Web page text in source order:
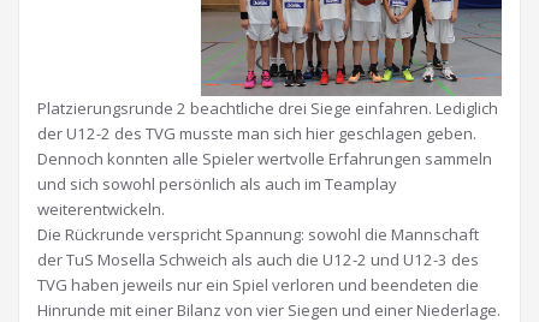
Platzierungsrunde 2 beachtliche drei Siege einfahren. Lediglich
der U12-2 des TVG musste man sich hier geschlagen geben.
Dennoch konnten alle Spieler wertvolle Erfahrungen sammeln
und sich sowohl persönlich als auch im Teamplay
weiterentwickeln.
Die Rückrunde verspricht Spannung: sowohl die Mannschaft
der TuS Mosella Schweich als auch die U12-2 und U12-3 des
TVG haben jeweils nur ein Spiel verloren und beendeten die
Hinrunde mit einer Bilanz von vier Siegen und einer Niederlage.